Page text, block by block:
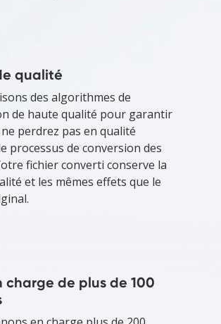
qualité
des algorithmes de
de haute qualité pour garantir
perdrez pas en qualité
processus de conversion des
fichier converti conserve la
et les mêmes effets que le
charge de plus de 100